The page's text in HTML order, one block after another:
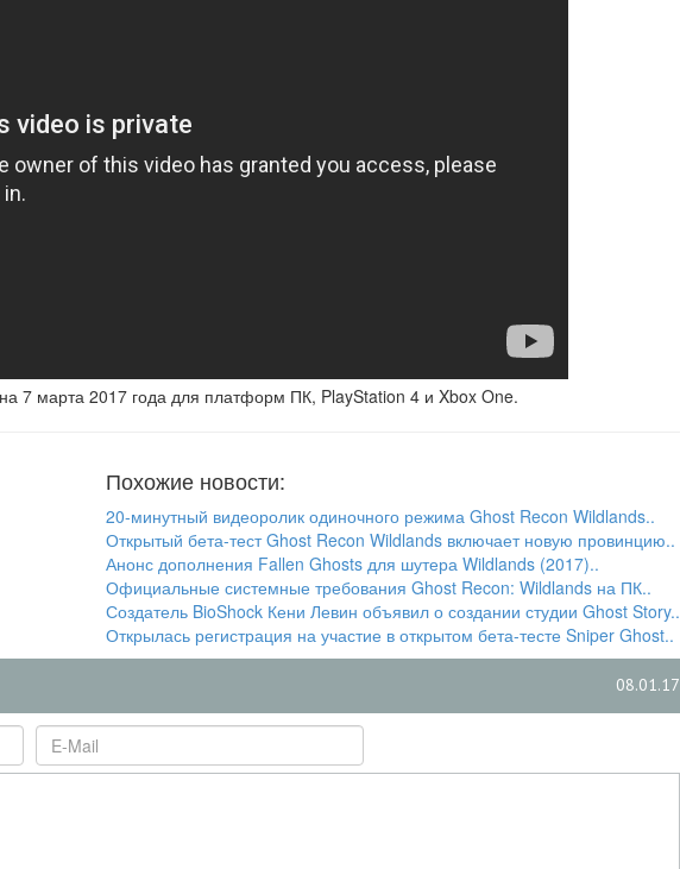
7 марта 2017 года для платформ ПК, PlayStation 4 и Xbox One.
Похожие новости:
20-минутный видеоролик одиночного режима Ghost Recon Wildlands..
Открытый бета-тест Ghost Recon Wildlands включает новую провинцию..
Анонс дополнения Fallen Ghosts для шутера Wildlands (2017)..
Официальные системные требования Ghost Recon: Wildlands на ПК..
Создатель BioShock Кени Левин объявил о создании студии Ghost Story..
Открылась регистрация на участие в открытом бета-тесте Sniper Ghost..
08.01.17